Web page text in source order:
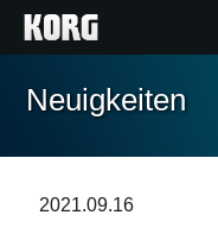
Home
Neuigkeiten
2021.09.16